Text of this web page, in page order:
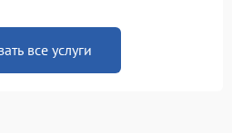
все услуги